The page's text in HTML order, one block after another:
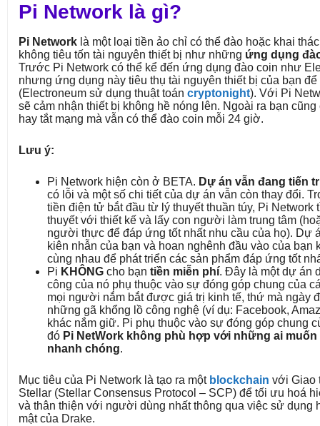
Pi Network là gì?
Pi Network là một loại tiền ảo chỉ có thể đào hoặc khai
không tiêu tốn tài nguyên thiết bị như những ứng dụng
Trước Pi Network có thể kể đến ứng dụng đào coin như
nhưng ứng dụng này tiêu thụ tài nguyên thiết bị của bạn
(Electroneum sử dụng thuật toán cryptonight). Với Pi
sẽ cảm nhận thiết bị không hề nóng lên. Ngoài ra bạn
hay tắt mạng mà vẫn có thể đào coin mỗi 24 giờ.
Lưu ý:
Pi Network hiện còn ở BETA. Dự án vẫn đang tiến
có lỗi và một số chi tiết của dự án vẫn còn thay đổi.
tiền điện tử bắt đầu từ lý thuyết thuần túy, Pi Network
thuyết với thiết kế và lấy con người làm trung tâm
người thực để đáp ứng tốt nhất nhu cầu của họ). Dự
kiên nhẫn của bạn và hoan nghênh đầu vào của bạn
cùng nhau để phát triển các sản phẩm đáp ứng tốt
Pi KHÔNG cho bạn tiền miễn phí. Đây là một dự án
công của nó phụ thuộc vào sự đóng góp chung của
mọi người nắm bắt được giá trị kinh tế, thứ mà ngày
những gã khổng lồ công nghệ (ví dụ: Facebook,
khác nắm giữ. Pi phụ thuộc vào sự đóng góp chung
đó Pi NetWork không phù hợp với những ai muốn
nhanh chóng.
Mục tiêu của Pi Network là tạo ra một blockchain với Giao
Stellar (Stellar Consensus Protocol – SCP) để tối ưu hoá
và thân thiện với người dùng nhất thông qua việc sử dụng
mật của Drake.